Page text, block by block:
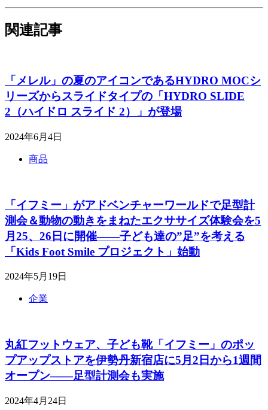
関連記事
「メレル」の夏のアイコンであるHYDRO MOCシ
リーズからスライドタイプの「HYDRO SLIDE
2（ハイドロ スライド 2）」が登場
2024年6月4日
商品
「イフミー」がアドベンチャーワールドで足型計
測会＆動物の動きをまねたエクササイズ体験会を5
月25、26日に開催――子ども達の”足”を考える
「Kids Foot Smile プロジェクト」始動
2024年5月19日
企業
丸紅フットウェア、子ども靴「イフミー」のポッ
プアップストアを伊勢丹新宿店に5月2日から1週間
オープン――足型計測会も実施
2024年4月24日